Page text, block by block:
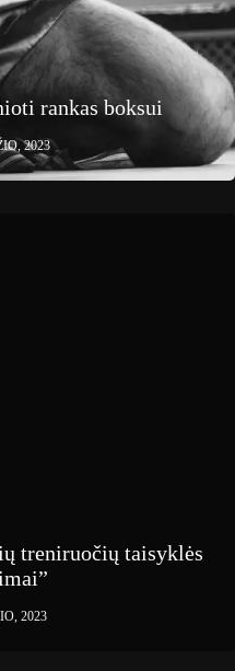
rankas boksui
2023
treniruočių taisyklės
2023